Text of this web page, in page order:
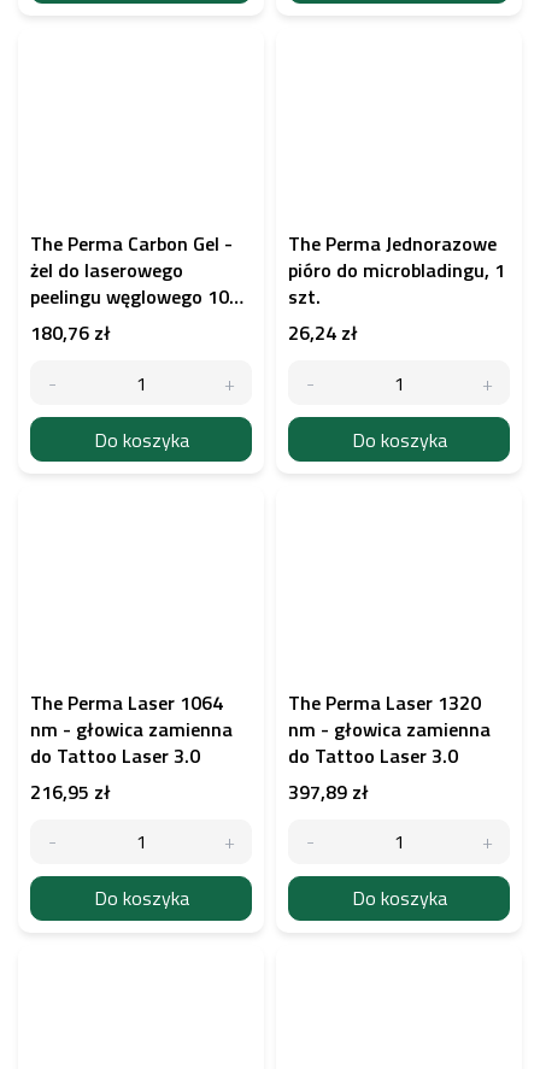
The Perma Carbon Gel -
żel do laserowego
peelingu węglowego 100
ml
180,76 zł
Do koszyka
The Perma Jednorazowe
pióro do microbladingu, 1
szt.
26,24 zł
Do koszyka
The Perma Laser 1064
nm - głowica zamienna
do Tattoo Laser 3.0
216,95 zł
Do koszyka
The Perma Laser 1320
nm - głowica zamienna
do Tattoo Laser 3.0
397,89 zł
Do koszyka